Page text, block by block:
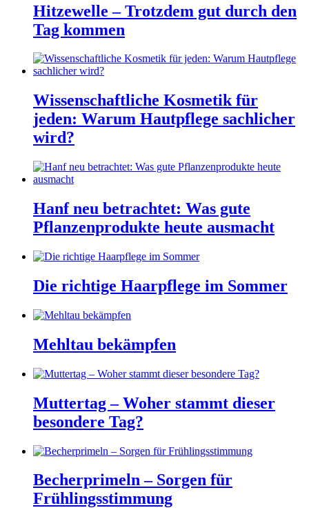
Hitzewelle – Trotzdem gut durch den
Tag kommen
Wissenschaftliche Kosmetik für
jeden: Warum Hautpflege sachlicher
wird?
Hanf neu betrachtet: Was gute
Pflanzenprodukte heute ausmacht
Die richtige Haarpflege im Sommer
Mehltau bekämpfen
Muttertag – Woher stammt dieser
besondere Tag?
Becherprimeln – Sorgen für
Frühlingsstimmung